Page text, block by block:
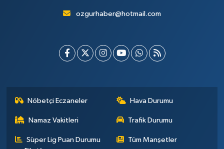
ozgurhaber@hotmail.com
Nöbetçi Eczaneler Hava Durumu
Namaz Vakitleri Trafik Durumu
Süper Lig Puan Durumu
Tüm Manşetler